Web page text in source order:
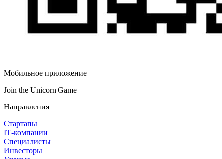
Мобильное приложение
Join the Unicorn Game
Направления
Стартапы
IT‑компании
Специалисты
Инвесторы